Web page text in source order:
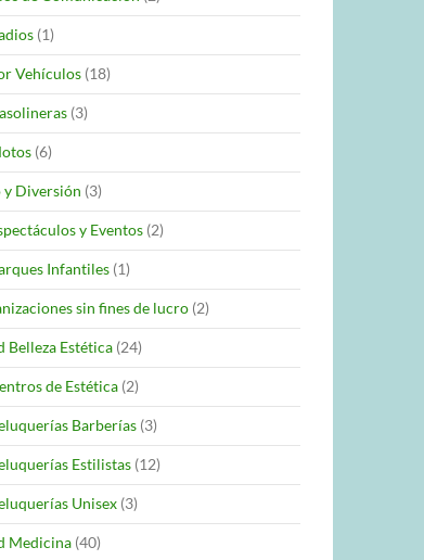
(1)
Vehículos (18)
(3)
(6)
y Diversión (3)
y Eventos (2)
Infantiles (1)
sin fines de lucro (2)
Belleza Estética (24)
de Estética (2)
Barberías (3)
Estilistas (12)
Unisex (3)
Medicina (40)